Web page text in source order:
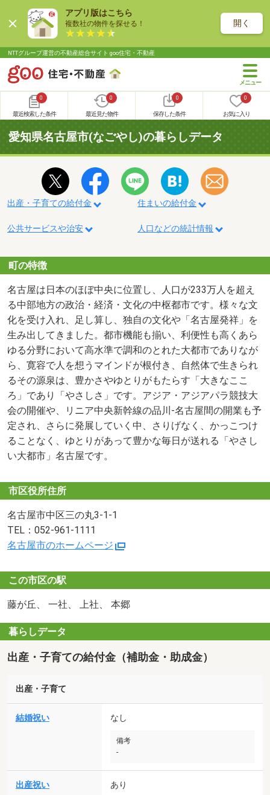
アプリ版はこちら
複数社の物件を探せる！ 開く
NTTグループ運営の不動産総合サイト goo住宅・不動産
0
最近検索した条件
0
最近見た物件
0
保存した条件
0
お気に入り
愛知県名古屋市(なごやし)の暮らしデータ
出産・子育ての給付金 住まいの給付金
公共サービスや治安 人口などの統計情報
町の特徴
名古屋は日本のほぼ中央に位置し、人口が233万人を超え
る中部地方の政治・経済・文化の中枢都市です。様々な文
化を受け入れ、足し算し、独自の文化や「名古屋発祥」を
生み出してきました。都市機能も揃い、利便性も高くあら
ゆる分野において高水準で調和のとれた大都市でありなが
ら、寛容で人を想うマインドが根付き、自然体で生きられ
るその源泉は、豊かさやゆとりがもたらす「大きなここ
ろ」であり「やさしさ」です。アジア・アジアパラ競技大
会の開催や、リニア中央新幹線の品川-名古屋間の開業も予
定され、さらに発展していく中、さりげなく、かっこつけ
ることなく、ゆとりがあって豊かな毎日が送れる「やさし
い大都市」名古屋です。
市区役所住所
名古屋市中区三の丸3-1-1
TEL：052-961-1111
名古屋市のホームページ
この市区の駅
藤が丘、 一社、 上社、 本郷
暮らしデータ
出産・子育ての給付金（補助金・助成金）
出産・子育て
結婚祝い なし
備考
-
出産祝い あり